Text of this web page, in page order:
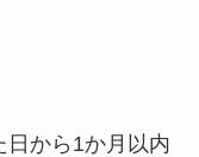
から1か月以内